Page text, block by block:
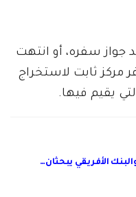
جواز سفره، أو انتهت
مركز ثابت لاستخراج
يقيم فيها.
الأفريقي يبحثان…